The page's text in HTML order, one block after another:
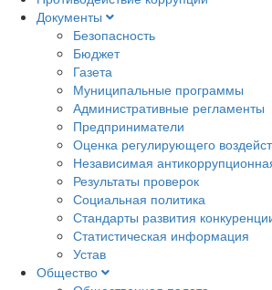
Документы
Безопасность
Бюджет
Газета
Муниципальные программы
Административные регламенты
Предприниматели
Оценка регулирующего
Независимая
Результаты проверок
Социальная политика
Стандарты развития
Статистическая информация
Устав
Общество